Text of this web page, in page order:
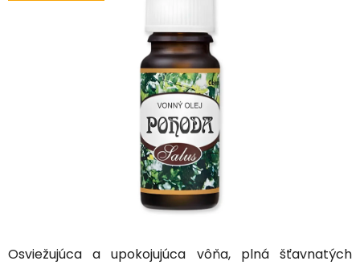
Osviežujúca a upokojujúca vôňa, plná šťavnatých